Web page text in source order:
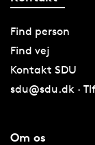
Find person
Find vej
Kontakt SDU
sdu@sdu.dk ·
Om os